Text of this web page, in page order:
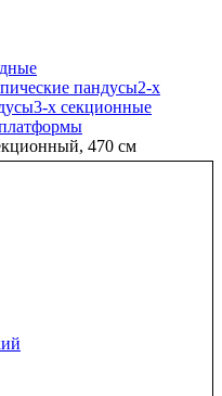
пандусы2-х
3-х секционные
470 см